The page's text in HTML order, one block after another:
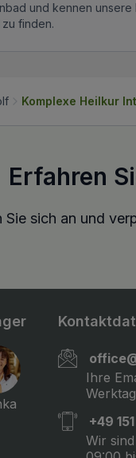
und kennen
finden.
Komplexe Heilkur
Erfahren
Sie sich an und
Ihre
+49
Wir